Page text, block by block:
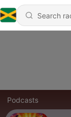
Podcasts